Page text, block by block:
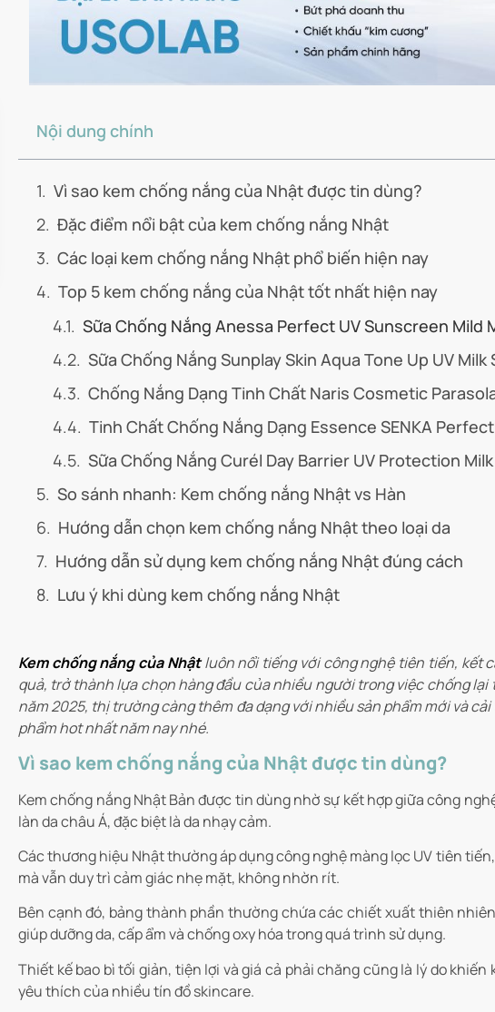
Nội dung chính
Vì sao kem chống nắng của Nhật được tin dùng?
Đặc điểm nổi bật của kem chống nắng Nhật
Các loại kem chống nắng Nhật phổ biến hiện nay
Top 5 kem chống nắng của Nhật tốt nhất hiện nay
Sữa Chống Nắng Anessa Perfect UV Sunscreen Mild
Sữa Chống Nắng Sunplay Skin Aqua Tone Up UV Milk
Chống Nắng Dạng Tinh Chất Naris Cosmetic
Tinh Chất Chống Nắng Dạng Essence SENKA Perfect
Sữa Chống Nắng Curél Day Barrier UV Protection Milk
So sánh nhanh: Kem chống nắng Nhật vs Hàn
Hướng dẫn chọn kem chống nắng Nhật theo loại da
Hướng dẫn sử dụng kem chống nắng Nhật đúng cách
Lưu ý khi dùng kem chống nắng Nhật
Kem chống nắng của Nhậtluôn nổi tiếng với công nghệ tiên tiến, kết
quả, trở thành lựa chọn hàng đầu của nhiều người trong việc chống
năm 2025, thị trường càng thêm đa dạng với nhiều sản phẩm mới và
phẩm hot nhất năm nay nhé.
Vì sao kem chống nắng của Nhật được tin dùng?
Kem chống nắng Nhật Bản được tin dùng nhờ sự kết hợp giữa công
làn da châu Á, đặc biệt là da nhạy cảm.
Các thương hiệu Nhật thường áp dụng công nghệ màng lọc UV tiên
mà vẫn duy trì cảm giác nhẹ mặt, không nhờn rít.
Bên cạnh đó, bảng thành phần thường chứa các chiết xuất thiên
giúp dưỡng da, cấp ẩm và chống oxy hóa trong quá trình sử dụng.
Thiết kế bao bì tối giản, tiện lợi và giá cả phải chăng cũng là lý do
yêu thích của nhiều tín đồ skincare.